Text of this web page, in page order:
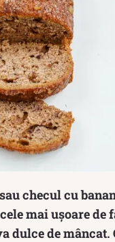
checul cu
mai ușoare de
dulce de